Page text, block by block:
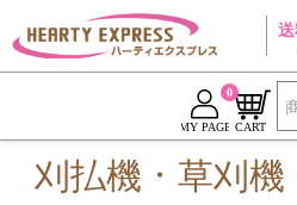
MY PAGE CART
0
刈払機・草刈機